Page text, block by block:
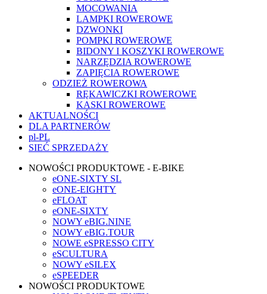
MOCOWANIA
LAMPKI ROWEROWE
DZWONKI
POMPKI ROWEROWE
BIDONY I KOSZYKI ROWEROWE
NARZĘDZIA ROWEROWE
ZAPIĘCIA ROWEROWE
ODZIEŻ ROWEROWA
RĘKAWICZKI ROWEROWE
KASKI ROWEROWE
AKTUALNOŚCI
DLA PARTNERÓW
pl-PL
SIEĆ SPRZEDAŻY
NOWOŚCI PRODUKTOWE - E-BIKE
eONE-SIXTY SL
eONE-EIGHTY
eFLOAT
eONE-SIXTY
NOWY eBIG.NINE
NOWY eBIG.TOUR
NOWE eSPRESSO CITY
eSCULTURA
NOWY eSILEX
eSPEEDER
NOWOŚCI PRODUKTOWE